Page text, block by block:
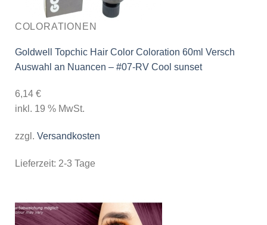
COLORATIONEN
Goldwell Topchic Hair Color Coloration 60ml Versch
Auswahl an Nuancen – #07-RV Cool sunset
6,14 €
inkl. 19 % MwSt.
zzgl. Versandkosten
Lieferzeit: 2-3 Tage